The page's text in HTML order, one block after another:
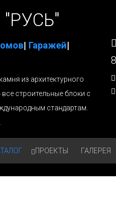
| Гаражей|
из архитектурного
строительные блоки с
стандартам.
ПРОЕКТЫ ГАЛЕРЕЯ